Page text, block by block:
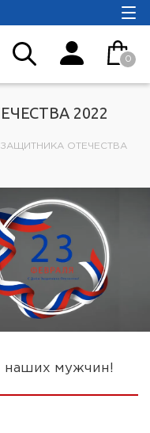
0
2022
ОТЕЧЕСТВА
наших мужчин!